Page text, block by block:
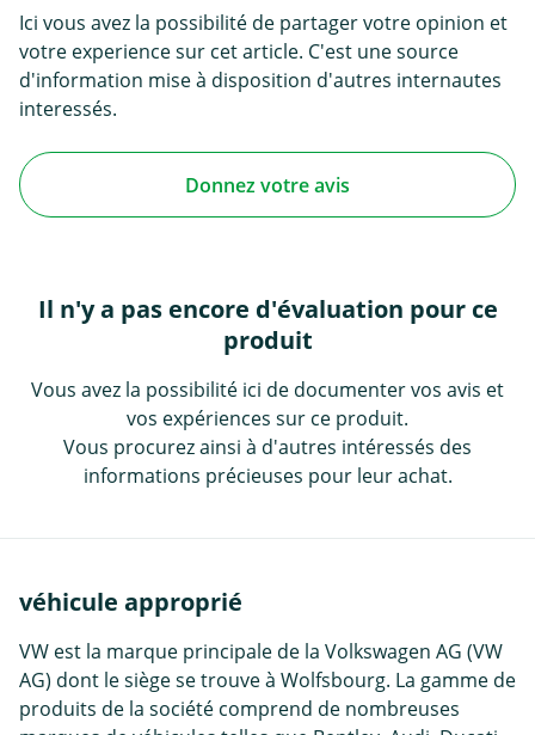
Ici vous avez la possibilité de partager votre opinion et
votre experience sur cet article. C'est une source
d'information mise à disposition d'autres internautes
interessés.
Donnez votre avis
Il n'y a pas encore d'évaluation pour ce
produit
Vous avez la possibilité ici de documenter vos avis et
vos expériences sur ce produit.
Vous procurez ainsi à d'autres intéressés des
informations précieuses pour leur achat.
véhicule approprié
VW est la marque principale de la Volkswagen AG (VW
AG) dont le siège se trouve à Wolfsbourg. La gamme de
produits de la société comprend de nombreuses